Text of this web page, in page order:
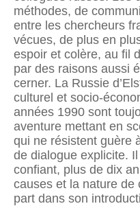
méthodes, de
entre les chercheurs
vécues, de plus en
espoir et colère, au fil
par des raisons aussi
cerner. La Russie
culturel et socio-
années 1990 sont
aventure mettant en
qui ne résistent guère
de dialogue explicite.
confiant, plus de dix
causes et la nature de
part dans son